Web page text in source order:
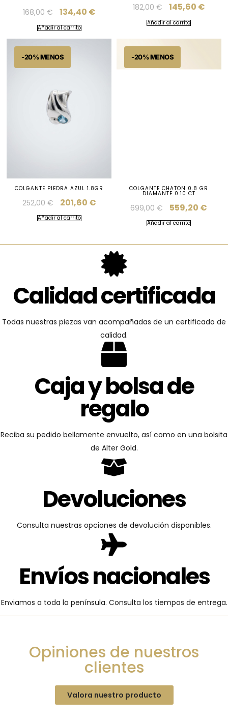
168,00 € 134,40 €
Añadir al carrito
182,00 € 145,60 €
Añadir al carrito
COLGANTE PIEDRA AZUL 1.8GR
252,00 € 201,60 €
Añadir al carrito
COLGANTE CHATON 0.8 GR
DIAMANTE 0.10 CT
699,00€ 559,20 €
Añadir al carrito
Calidad certificada
Todas nuestras piezas van acompañadas de un certificado de
calidad.
Caja y bolsa de
regalo
Reciba su pedido bellamente envuelto, así como en una bolsita
de Alter Gold.
Devoluciones
Consulta nuestras opciones de devolución disponibles.
Envíos nacionales
Enviamos a toda la península. Consulta los tiempos de entrega.
Opiniones de nuestros
clientes
Valora nuestro producto